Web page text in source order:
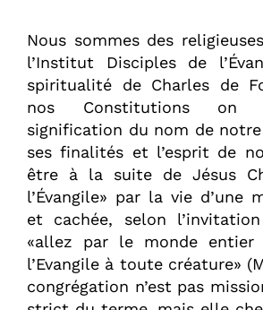
Nous sommes des
l’Institut Disciples de
spiritualité de Charles de
nos Constitutions on
signification du nom de
ses finalités et l’esprit de
être à la suite de Jésus
l’Évangile» par la vie d’une
et cachée, selon l’invitation
«allez par le monde entier
l’Evangile à toute créature»
congrégation n’est pas